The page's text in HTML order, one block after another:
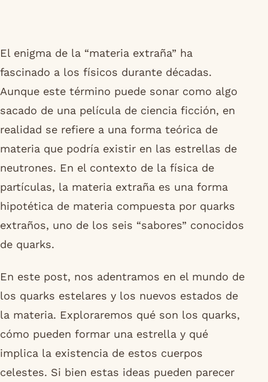
El enigma de la “materia extraña” ha
fascinado a los físicos durante décadas.
Aunque este término puede sonar como algo
sacado de una película de ciencia ficción, en
realidad se refiere a una forma teórica de
materia que podría existir en las estrellas de
neutrones. En el contexto de la física de
partículas, la materia extraña es una forma
hipotética de materia compuesta por quarks
extraños, uno de los seis “sabores” conocidos
de quarks.
En este post, nos adentramos en el mundo de
los quarks estelares y los nuevos estados de
la materia. Exploraremos qué son los quarks,
cómo pueden formar una estrella y qué
implica la existencia de estos cuerpos
celestes. Si bien estas ideas pueden parecer